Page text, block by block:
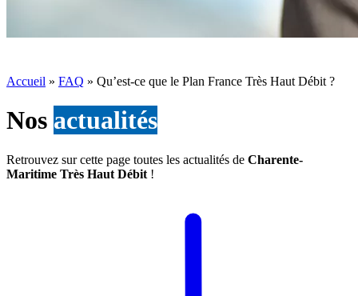
Accueil » FAQ » Qu’est-ce que le Plan France Très Haut Débit ?
Nos actualités
Retrouvez sur cette page toutes les actualités de Charente-
Maritime Très Haut Débit !